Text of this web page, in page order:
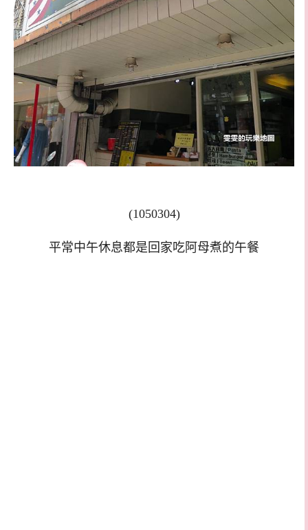
(1050304)
平常中午休息都是回家吃阿母煮的午餐